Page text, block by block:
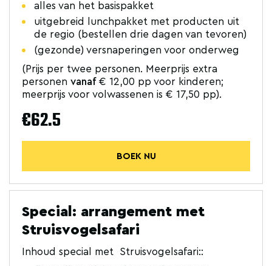
alles van het basispakket
uitgebreid lunchpakket met producten uit
de regio (bestellen drie dagen van tevoren)
(gezonde) versnaperingen voor onderweg
(Prijs per twee personen. Meerprijs extra
personen vanaf€ 12,00 pp voor kinderen;
meerprijs voor volwassenen is € 17,50 pp).
€62.5
BOEK NU
Special: arrangement met
Struisvogelsafari
Inhoud special met Struisvogelsafari::